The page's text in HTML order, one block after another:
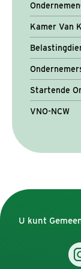
Kamer Van
Startende
VNO-NCW
U kunt